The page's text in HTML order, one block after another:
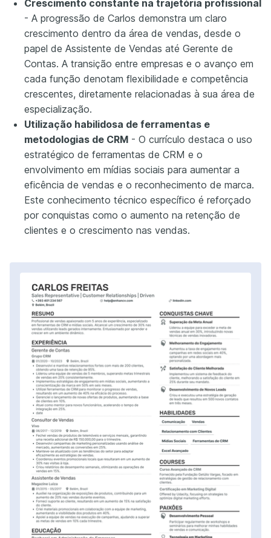
Crescimento constante na trajetória profissional
- A progressão de Carlos demonstra um claro
crescimento dentro da área de vendas, desde o
papel de Assistente de Vendas até Gerente de
Contas. A transição entre empresas e o avanço em
cada função denotam flexibilidade e competência
crescentes, diretamente relacionadas à sua área de
especialização.
Utilização habilidosa de ferramentas e
metodologias de CRM - O currículo destaca o uso
estratégico de ferramentas de CRM e o
envolvimento em mídias sociais para aumentar a
eficência de vendas e o reconhecimento de marca.
Este conhecimento técnico específico é reforçado
por conquistas como o aumento na retenção de
clientes e o crescimento nas vendas.